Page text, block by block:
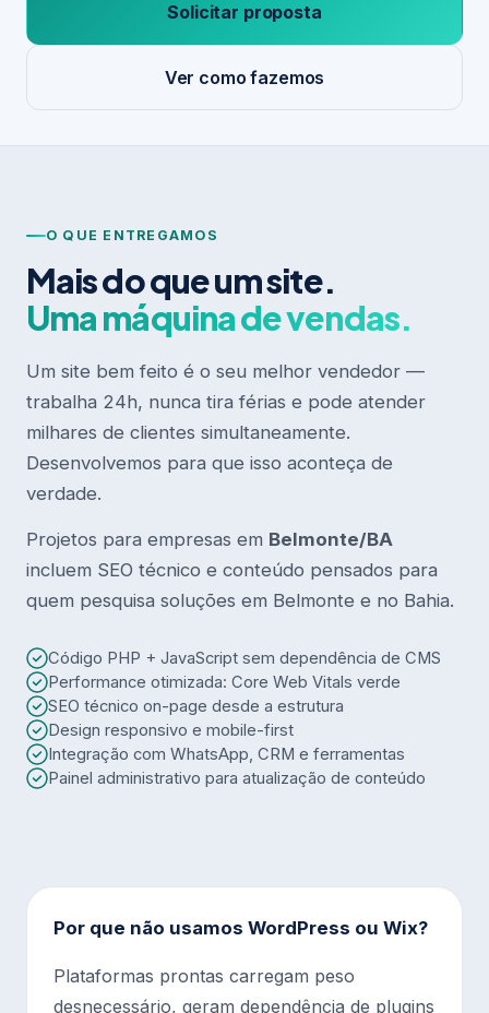
Solicitar proposta
Ver como fazemos
O QUE ENTREGAMOS
Mais do que um site.
Uma máquina de vendas.
Um site bem feito é o seu melhor vendedor —
trabalha 24h, nunca tira férias e pode atender
milhares de clientes simultaneamente.
Desenvolvemos para que isso aconteça de
verdade.
Projetos para empresas em Belmonte/BA
incluem SEO técnico e conteúdo pensados para
quem pesquisa soluções em Belmonte e no Bahia.
Código PHP + JavaScript sem dependência de CMS
Performance otimizada: Core Web Vitals verde
SEO técnico on-page desde a estrutura
Design responsivo e mobile-first
Integração com WhatsApp, CRM e ferramentas
Painel administrativo para atualização de conteúdo
Por que não usamos WordPress ou Wix?
Plataformas prontas carregam peso
desnecessário, geram dependência de plugins